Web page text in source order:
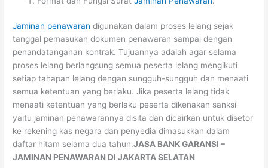
Jaminan penawaran digunakan dalam proses lelang sejak
tanggal pemasukan dokumen penawaran sampai dengan
penandatanganan kontrak. Tujuannya adalah agar selama
proses lelang berlangsung semua peserta lelang mengikuti
setiap tahapan lelang dengan sungguh-sungguh dan menaati
semua ketentuan yang berlaku. Jika peserta lelang tidak
menaati ketentuan yang berlaku peserta dikenakan sanksi
yaitu jaminan penawarannya disita dan dicairkan untuk disetor
ke rekening kas negara dan penyedia dimasukkan dalam
daftar hitam selama dua tahun.JASA BANK GARANSI –
JAMINAN PENAWARAN DI JAKARTA SELATAN